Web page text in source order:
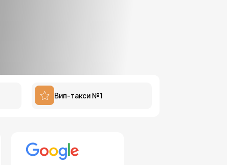
Вип-такси №1